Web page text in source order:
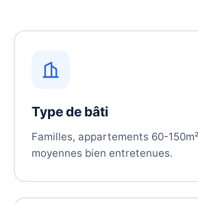
Type de bâti
Familles, appartements 60-
moyennes bien entretenues.